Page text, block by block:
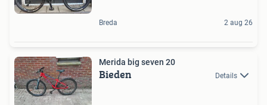
Breda 2 aug 26
Merida big seven 20
Bieden Details